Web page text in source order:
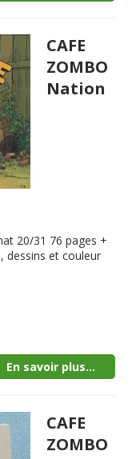
CAFE
ZOMBO
Nation
20/31 76 pages +
dessins et couleur
En savoir plus...
CAFE
ZOMBO